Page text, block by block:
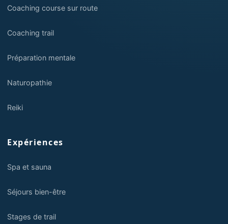
Coaching course sur route
Coaching trail
Préparation mentale
Naturopathie
Reiki
Expériences
Spa et sauna
Séjours bien-être
Stages de trail